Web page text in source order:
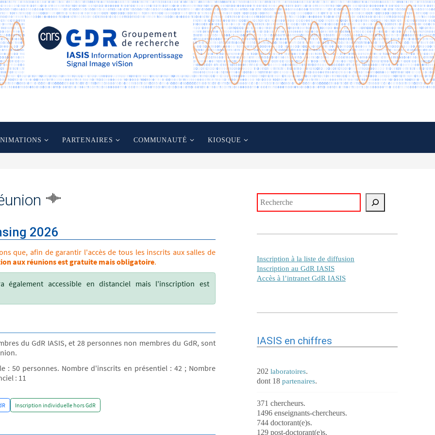
PARTENAIRES COMMUNAUTÉ KIOSQUE
2026
que, afin de garantir l'accès de tous les inscrits aux salles de
aux réunions est gratuite mais obligatoire.
également accessible en distanciel mais l'inscription est
du GdR IASIS, et 28 personnes non membres du GdR, sont
: 50 personnes. Nombre d'inscrits en présentiel : 42 ; Nombre
: 11
Inscription individuelle hors GdR
Inscription à la liste de diffusion
Inscription au GdR IASIS
Accès à l’intranet GdR IASIS
IASIS en chiffres
202 laboratoires.
dont 18 partenaires.
371 chercheurs.
1496 enseignants-chercheurs.
744 doctorant(e)s.
129 post-doctorant(e)s.